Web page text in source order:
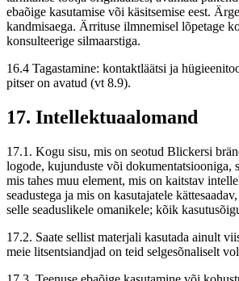
ebaõige kasutamise või käsitsemise eest.
kandmisaega. Ärrituse ilmnemisel lõpetage
konsulteerige silmaarstiga.
16.4 Tagastamine: kontaktläätsi ja
pitser on avatud (vt 8.9).
17. Intellektuaalomand
17.1. Kogu sisu, mis on seotud Blickersi
logode, kujunduste või dokumentatsiooniga,
mis tahes muu element, mis on kaitstav
seadustega ja mis on kasutajatele
selle seaduslikele omanikele; kõik
17.2. Saate sellist materjali kasutada ainult
meie litsentsiandjad on teid selgesõnaliselt